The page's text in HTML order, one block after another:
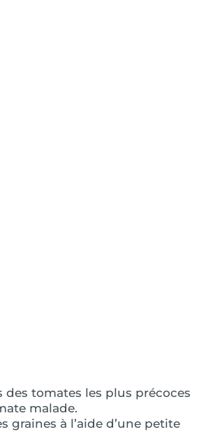
des tomates les plus précoces
malade.
à l’aide d’une petite